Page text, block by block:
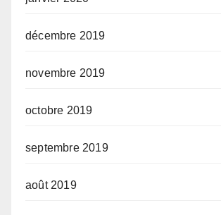
décembre 2019
novembre 2019
octobre 2019
septembre 2019
août 2019